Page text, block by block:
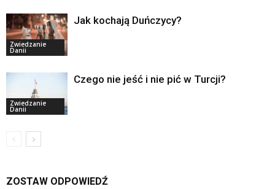
Zwiedzanie
Danii
Jak kochają Duńczycy?
Zwiedzanie
Danii
Czego nie jeść i nie pić w Turcji?
ZOSTAW ODPOWIEDŹ